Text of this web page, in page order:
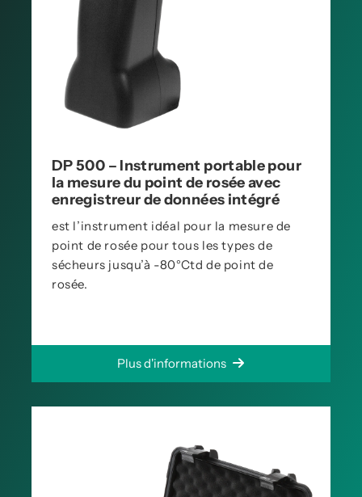
DP 500 – Instrument portable pour
la mesure du point de rosée avec
enregistreur de données intégré
est l’instrument idéal pour la mesure de
point de rosée pour tous les types de
sécheurs jusqu’à -80°Ctd de point de
rosée.
Plus d'informations